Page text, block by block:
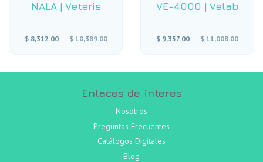
NALA| Veteris
$ 8,312.00
Precio
$ 10,389.00
VE-4000 | Velab
$ 9,357.00
Precio
$ 11,008.00
Enlaces de interes
Nosotros
Preguntas Frecuentes
Catálogos Digitales
Blog